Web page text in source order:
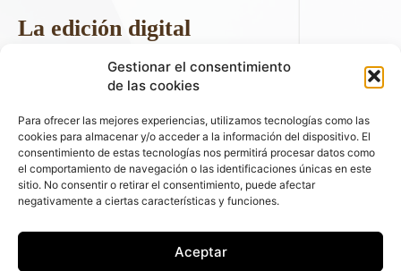
Gestionar el consentimiento
de las cookies
Para ofrecer las mejores experiencias, utilizamos tecnologías como las
cookies para almacenar y/o acceder a la información del dispositivo. El
consentimiento de estas tecnologías nos permitirá procesar datos como
el comportamiento de navegación o las identificaciones únicas en este
sitio. No consentir o retirar el consentimiento, puede afectar
negativamente a ciertas características y funciones.
Aceptar
La edición digital
Descargar último ejemplar
ir a hemeroteca
+ Contenido en redes sociales